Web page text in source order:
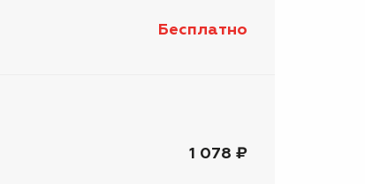
Бесплатно
1 078 ₽